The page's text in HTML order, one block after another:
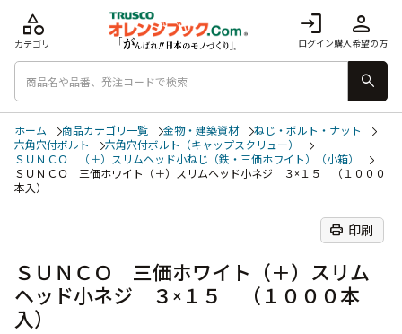
login
ログイン
person
購入希望の方
category
カテゴリ
search
ホーム 商品カテゴリ一覧 金物・建築資材
ねじ・ボルト・ナット
六角穴付ボルト
六角穴付ボルト（キャップスクリュー）
ＳＵＮＣＯ （＋）スリムヘッド小ねじ（鉄・三価ホワイト）（小箱）
ＳＵＮＣＯ 三価ホワイト（＋）スリムヘッド小ネジ ３×１５ （１０００
本入）
print 印刷
ＳＵＮＣＯ 三価ホワイト（＋）スリム
ヘッド小ネジ ３×１５ （１０００本
入）